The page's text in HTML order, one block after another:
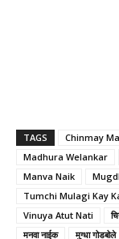
TAGS Chinmay
Madhura Welankar
Manva Naik
Tumchi Mulagi Kay
Vinuya Atut Nati
मनवा नाईक
मुग्धा गोडबोले